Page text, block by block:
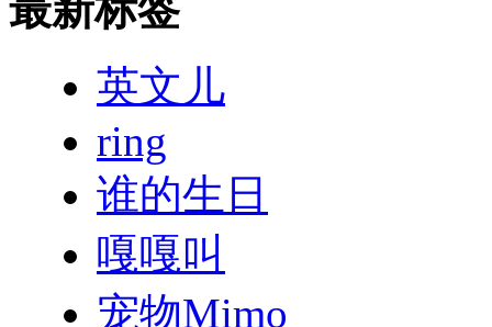
英文儿
ring
谁的生日
嘎嘎叫
宠物Mimo